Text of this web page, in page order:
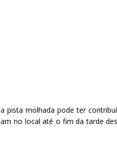
pista molhada pode ter
no local até o fim da tarde